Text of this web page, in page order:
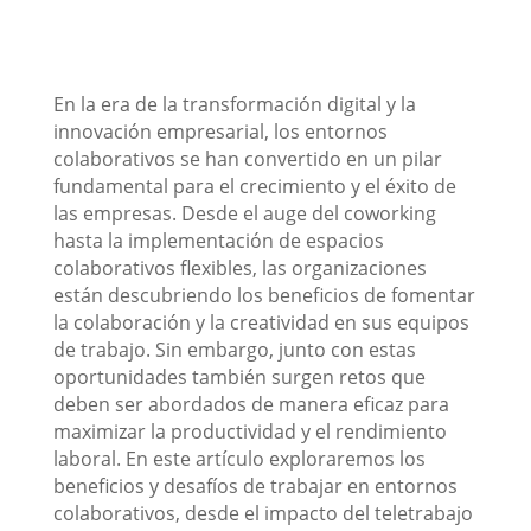
En la era de la transformación digital y la
innovación empresarial, los entornos
colaborativos se han convertido en un pilar
fundamental para el crecimiento y el éxito de
las empresas. Desde el auge del coworking
hasta la implementación de espacios
colaborativos flexibles, las organizaciones
están descubriendo los beneficios de fomentar
la colaboración y la creatividad en sus equipos
de trabajo. Sin embargo, junto con estas
oportunidades también surgen retos que
deben ser abordados de manera eficaz para
maximizar la productividad y el rendimiento
laboral. En este artículo exploraremos los
beneficios y desafíos de trabajar en entornos
colaborativos, desde el impacto del teletrabajo